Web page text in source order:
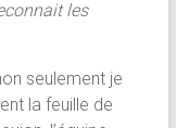
les
seulement je
la feuille de